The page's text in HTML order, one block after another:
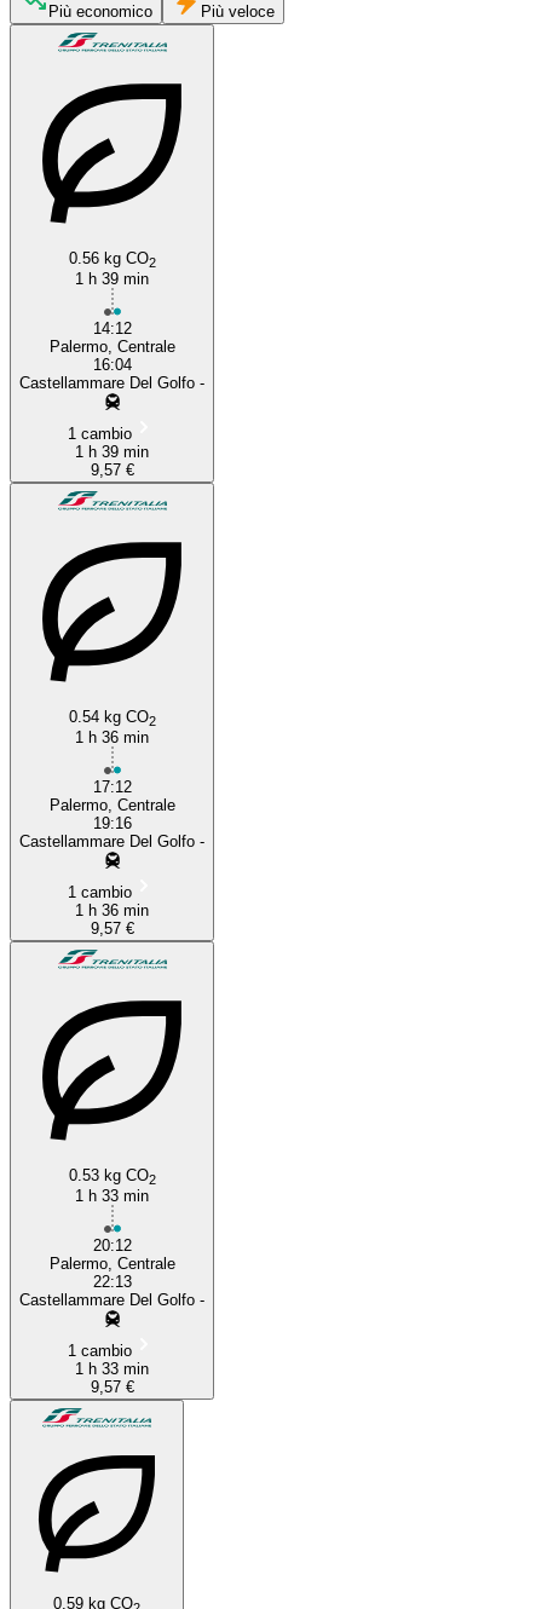
Castellammare del Golfo
Più economico Più veloce
0.56 kg CO2
1 h 39 min
14:12
Palermo, Centrale
16:04
Castellammare Del Golfo -
1 cambio
1 h 39 min
9,57 €
0.54 kg CO2
1 h 36 min
17:12
Palermo, Centrale
19:16
Castellammare Del Golfo -
1 cambio
1 h 36 min
9,57 €
0.53 kg CO2
1 h 33 min
20:12
Palermo, Centrale
22:13
Castellammare Del Golfo -
1 cambio
1 h 33 min
9,57 €
0.59 kg CO